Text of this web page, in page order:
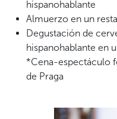
hispanohablante
Almuerzo en un
Degustación de
hispanohablante en
*Cena-espectáculo
de Praga